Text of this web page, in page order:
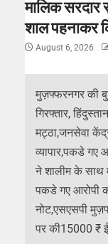
मालिक सरदार
शाल पहनाकर
August 6, 2026
मुज़फ्फरनगर की
गिरफ्तार,
मट्ठा,जनसेवा
व्यापार,पकडे गए
ने शालीम के साथ
पकडे गए आरोपी
नोट,एसएसपी
पर की15000 ₹